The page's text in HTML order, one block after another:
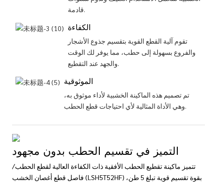
قادمة.
الكفاءة
تقوم آلية القطع القوية بتقسيم جذوع الأشجار
والفروع بسهولة إلى حطب، مما يوفر لك الوقت
والجهد عند التقطيع.
الموثوقية
تم تصميم هذه الماكينة الخشبية لأداء موثوق به،
وهي الأداة المثالية لأي احتياجات قطع الحطب.
التميز في تقسيم الحطب بدون مجهود
تتميز ماكينة تقطيع الحطب الأفقية ذات الكفاءة العالية لقطع الحطب/
فاصل قطع أغصان الخشب (LSH5T52HF) بقوة تقسيم قوية تبلغ 5 طن،